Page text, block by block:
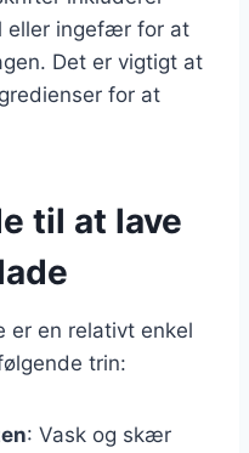
eller ingefær for at
Det er vigtigt at
for at
til at lave
er en relativt enkel
trin:
: Vask og skær